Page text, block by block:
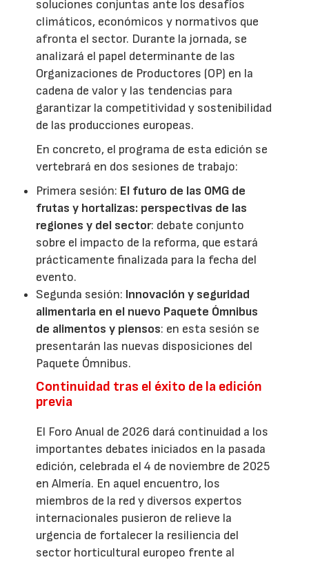
soluciones conjuntas ante los desafíos
climáticos, económicos y normativos que
afronta el sector. Durante la jornada, se
analizará el papel determinante de las
Organizaciones de Productores (OP) en la
cadena de valor y las tendencias para
garantizar la competitividad y sostenibilidad
de las producciones europeas.
En concreto, el programa de esta edición se
vertebrará en dos sesiones de trabajo:
Primera sesión: El futuro de las OMG de
frutas y hortalizas: perspectivas de las
regiones y del sector: debate conjunto
sobre el impacto de la reforma, que estará
prácticamente finalizada para la fecha del
evento.
Segunda sesión: Innovación y seguridad
alimentaria en el nuevo Paquete Ómnibus
de alimentos y piensos: en esta sesión se
presentarán las nuevas disposiciones del
Paquete Ómnibus.
Continuidad tras el éxito de la edición
previa
El Foro Anual de 2026 dará continuidad a los
importantes debates iniciados en la pasada
edición, celebrada el 4 de noviembre de 2025
en Almería. En aquel encuentro, los
miembros de la red y diversos expertos
internacionales pusieron de relieve la
urgencia de fortalecer la resiliencia del
sector horticultural europeo frente al